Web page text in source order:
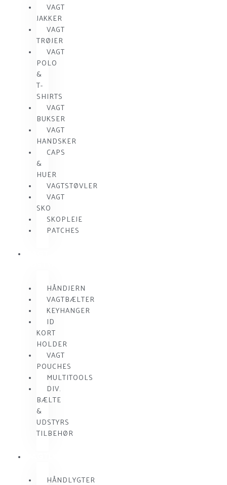
VAGT
JAKKER
VAGT
TRØJER
VAGT
POLO
&
T-
SHIRTS
VAGT
BUKSER
VAGT
HANDSKER
CAPS
&
HUER
VAGTSTØVLER
VAGT
SKO
SKOPLEJE
PATCHES
HÅNDJERN
VAGTBÆLTER
KEYHANGER
ID
KORT
HOLDER
VAGT
POUCHES
MULTITOOLS
DIV.
BÆLTE
&
UDSTYRS
TILBEHØR
HÅNDLYGTER